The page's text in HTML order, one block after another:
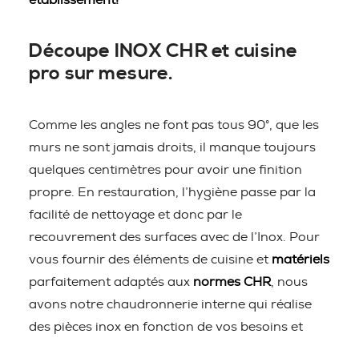
Découpe INOX CHR et cuisine
pro sur mesure.
Comme les angles ne font pas tous 90°, que les
murs ne sont jamais droits, il manque toujours
quelques centimètres pour avoir une finition
propre. En restauration, l’hygiène passe par la
facilité de nettoyage et donc par le
recouvrement des surfaces avec de l’Inox. Pour
vous fournir des éléments de cuisine et matériels
parfaitement adaptés aux normes CHR , nous
avons notre chaudronnerie interne qui réalise
des pièces inox en fonction de vos besoins et